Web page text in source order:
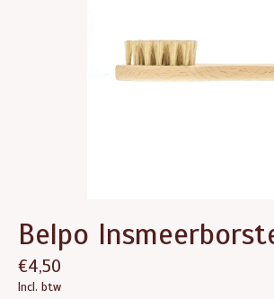
Belpo
€4,50
Incl. btw